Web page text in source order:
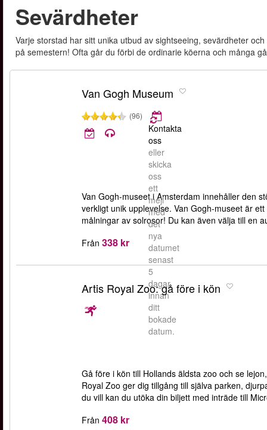
Sevärdheter
Varje storstad har sitt unika utbud av sightseeing, sevärdheter
på semestern! Ofta går du förbi de ordinarie köerna och många
Van Gogh Museum
(96)
Kontakta
oss
eller
skicka
oss
ett
mejl
med
det
nya
datumet
senast
5
dagar
innan
ditt
bokade
datum.
Van Gogh-museet i Amsterdam innehåller den
verkligt unik upplevelse. Van Gogh-museet är
målningar av solrosor! Du kan även välja till en
Från 338 kr
Artis Royal Zoo: gå före i kön
Gå före i kön till Hollands äldsta zoo och se
Royal Zoo ger dig tillgång till själva parken,
du vill kan du utöka din biljett med inträde till
Från 408 kr